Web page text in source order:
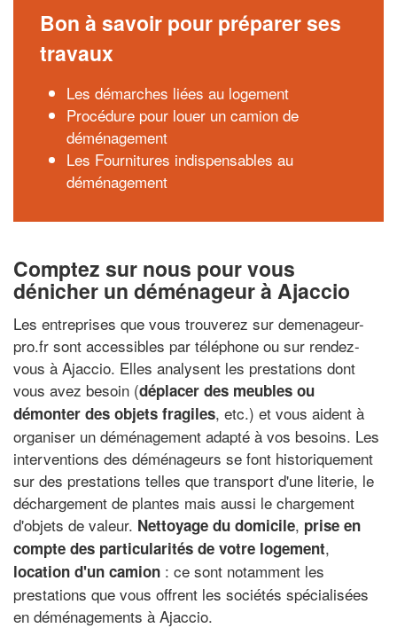
Bon à savoir pour préparer ses
travaux
Les démarches liées au logement
Procédure pour louer un camion de
déménagement
Les Fournitures indispensables au
déménagement
Comptez sur nous pour vous
dénicher un déménageur à Ajaccio
Les entreprises que vous trouverez sur demenageur-
pro.fr sont accessibles par téléphone ou sur rendez-
vous à Ajaccio. Elles analysent les prestations dont
vous avez besoin (déplacer des meubles ou
démonter des objets fragiles, etc.) et vous aident à
organiser un déménagement adapté à vos besoins. Les
interventions des déménageurs se font historiquement
sur des prestations telles que transport d'une literie, le
déchargement de plantes mais aussi le chargement
d'objets de valeur. Nettoyage du domicile, prise en
compte des particularités de votre logement,
location d'un camion : ce sont notamment les
prestations que vous offrent les sociétés spécialisées
en déménagements à Ajaccio.